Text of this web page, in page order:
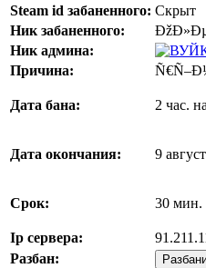
Steam id забаненного: Скрыт
Ник забаненного:
Ник админа:
Причина:
Дата бана: 2 час.
Дата окончания: 9
Срок: 30 мин.
Ip сервера:
Разбан: